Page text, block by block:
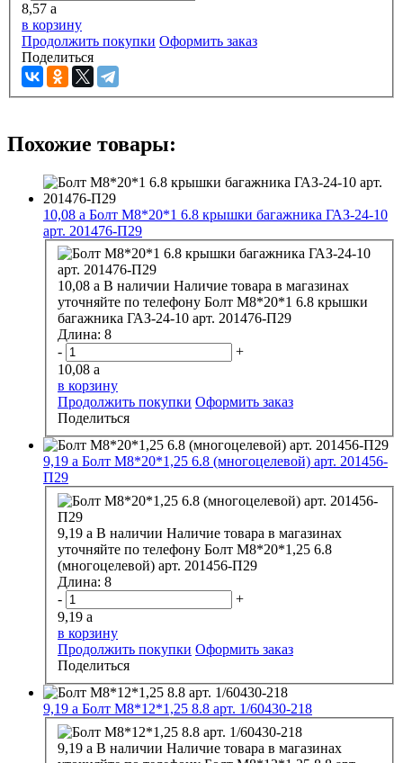
8,57 a
в корзину
Продолжить покупки Оформить заказ
Поделиться
Похожие товары:
10,08 a Болт М8*20*1 6.8 крышки багажника ГАЗ-24-10
арт. 201476-П29
10,08 a В наличии Наличие товара в магазинах
уточняйте по телефону Болт М8*20*1 6.8 крышки
багажника ГАЗ-24-10 арт. 201476-П29
Длина: 8
-
+
10,08 a
в корзину
Продолжить покупки Оформить заказ
Поделиться
9,19 a Болт М8*20*1,25 6.8 (многоцелевой) арт. 201456-
П29
9,19 a В наличии Наличие товара в магазинах
уточняйте по телефону Болт М8*20*1,25 6.8
(многоцелевой) арт. 201456-П29
Длина: 8
-
+
9,19 a
в корзину
Продолжить покупки Оформить заказ
Поделиться
9,19 a Болт М8*12*1,25 8.8 арт. 1/60430-218
9,19 a В наличии Наличие товара в магазинах